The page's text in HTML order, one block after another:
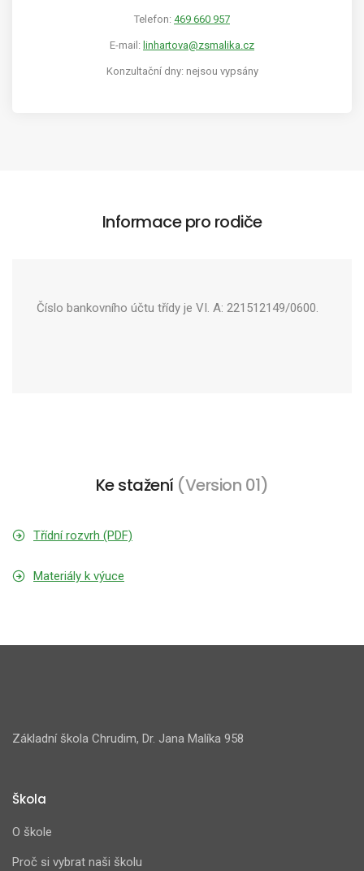
Telefon: 469 660 957
E-mail: linhartova@zsmalika.cz
Konzultační dny: nejsou vypsány
Informace pro rodiče
Číslo bankovního účtu třídy je VI. A: 221512149/0600.
Ke stažení (Version 01)
Třídní rozvrh (PDF)
Materiály k výuce
Základní škola Chrudim, Dr. Jana Malíka 958
Škola
O škole
Proč si vybrat naši školu